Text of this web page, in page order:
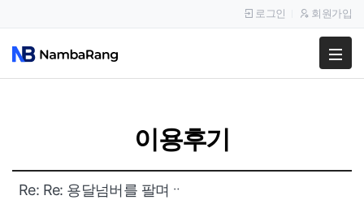
팔고
공지사항
로그인 회원가입
이용후기
Re: Re: 용달넘버를 팔며ᆢ